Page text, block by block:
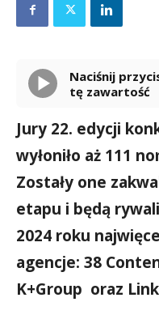
Naciśnij przycisk odtwarzania, aby odsłuchać
tę zawartość
Jury 22. edycji
wyłoniło aż 111
Zostały one
etapu i będą
2024 roku
agencje: 38
K+Group oraz